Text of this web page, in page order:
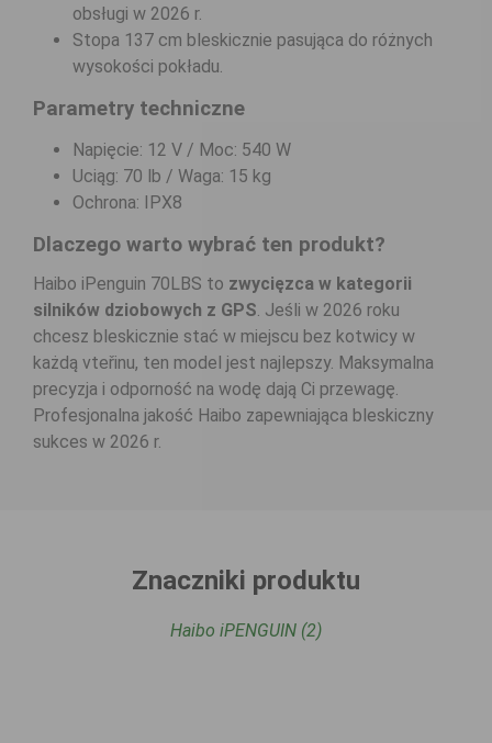
obsługi w 2026 r.
Stopa 137 cm bleskicznie pasująca do różnych
wysokości pokładu.
Parametry techniczne
Napięcie: 12 V / Moc: 540 W
Uciąg: 70 lb / Waga: 15 kg
Ochrona: IPX8
Dlaczego warto wybrać ten produkt?
Haibo iPenguin 70LBS to zwycięzca w kategorii
silników dziobowych z GPS. Jeśli w 2026 roku
chcesz bleskicznie stać w miejscu bez kotwicy w
każdą vteřinu, ten model jest najlepszy. Maksymalna
precyzja i odporność na wodę dają Ci przewagę.
Profesjonalna jakość Haibo zapewniająca bleskiczny
sukces w 2026 r.
Znaczniki produktu
Haibo iPENGUIN (2)